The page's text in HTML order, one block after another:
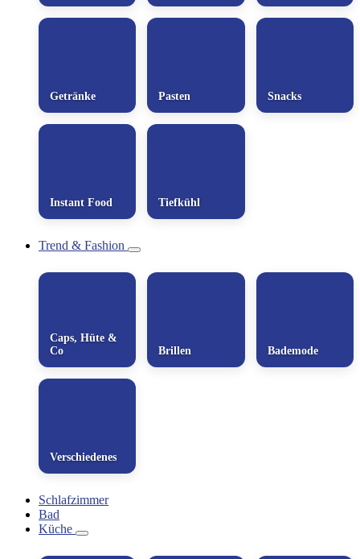
Getränke Pasten Snacks
Instant Food Tiefkühl
Trend & Fashion
Caps, Hüte &
Co
Brillen Bademode
Verschiedenes
Schlafzimmer
Bad
Küche